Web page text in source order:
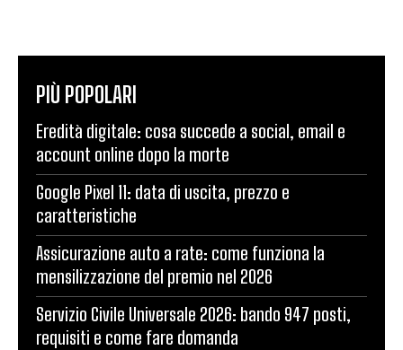
PIÙ POPOLARI
Eredità digitale: cosa succede a social, email e
account online dopo la morte
Google Pixel 11: data di uscita, prezzo e
caratteristiche
Assicurazione auto a rate: come funziona la
mensilizzazione del premio nel 2026
Servizio Civile Universale 2026: bando 947 posti,
requisiti e come fare domanda